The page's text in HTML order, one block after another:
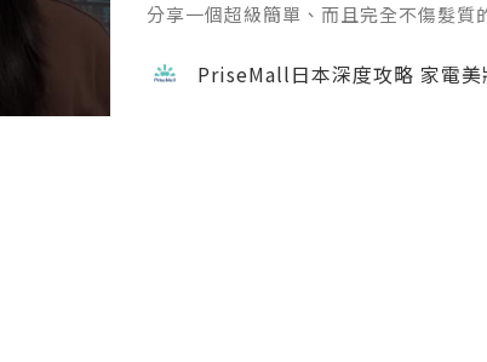
分享一個超級簡單、而且完全不傷髮
成。過程完全不會像電熱捲那樣灼熱
自然。如果你也擔心燙髮傷頭髮，這
PriseMall日本深度攻略 家電